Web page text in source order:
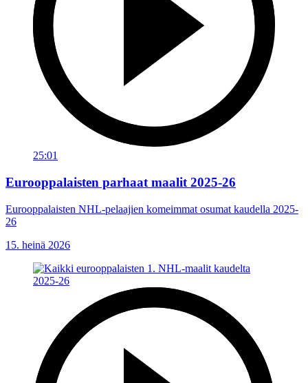
25:01
Eurooppalaisten parhaat maalit 2025-26
Eurooppalaisten NHL-pelaajien komeimmat osumat kaudella 2025-
26
15. heinä 2026